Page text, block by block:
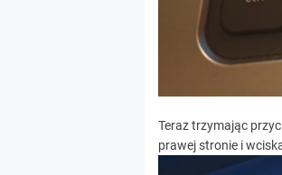
Teraz trzymając
prawej stronie i